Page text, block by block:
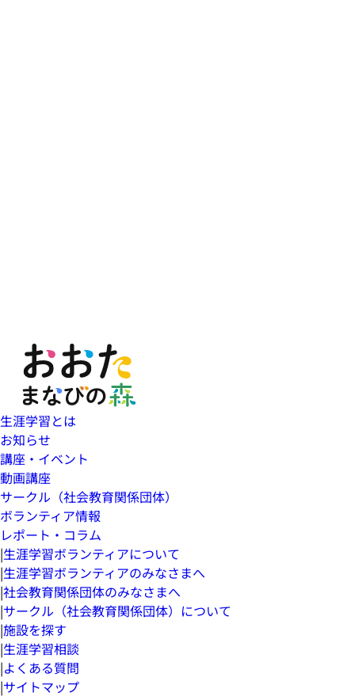
生涯学習とは
お知らせ
講座・イベント
動画講座
サークル（社会教育関係団体）
ボランティア情報
レポート・コラム
|生涯学習ボランティアについて
|生涯学習ボランティアのみなさまへ
|社会教育関係団体のみなさまへ
|サークル（社会教育関係団体）について
|施設を探す
|生涯学習相談
|よくある質問
|サイトマップ